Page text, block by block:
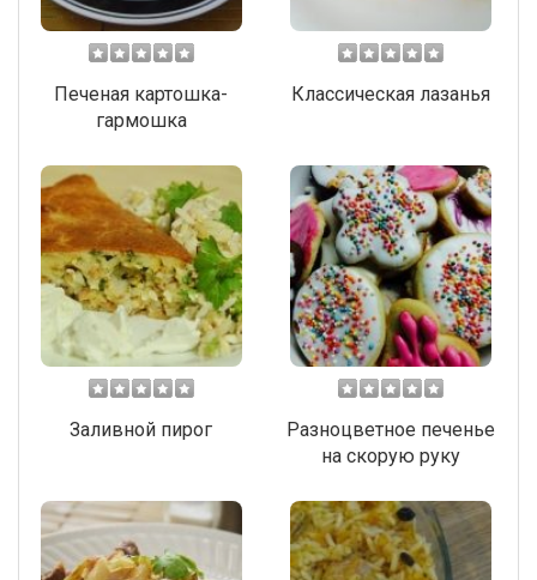
Печеная картошка-
гармошка
Классическая лазанья
Заливной пирог
Разноцветное печенье
на скорую руку